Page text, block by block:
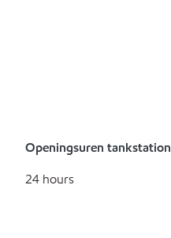
Openingsuren tankstation
24 hours